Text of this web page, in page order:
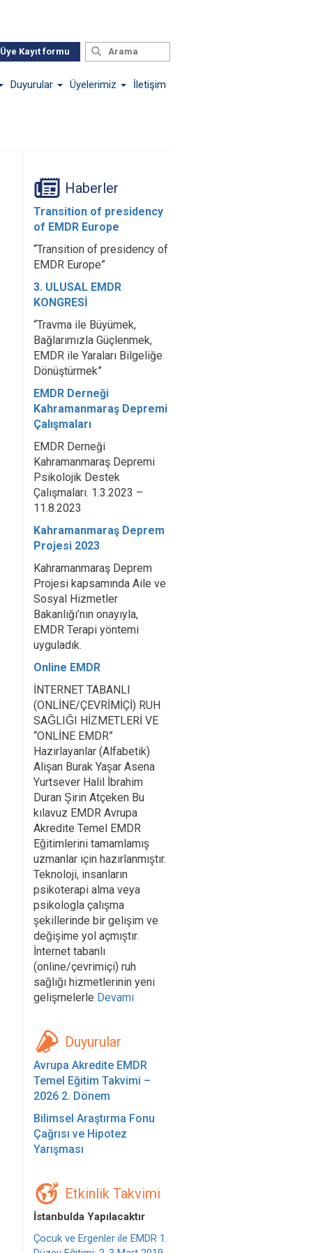
Üye Kayıt formu
Duyurular Üyelerimiz İletişim
Haberler
Transition of presidency
of EMDR Europe
“Transition of presidency of
EMDR Europe”
3. ULUSAL EMDR
KONGRESİ
“Travma ile Büyümek,
Bağlarımızla Güçlenmek,
EMDR ile Yaraları Bilgeliğe
Dönüştürmek”
EMDR Derneği
Kahramanmaraş Depremi
Çalışmaları
EMDR Derneği
Kahramanmaraş Depremi
Psikolojik Destek
Çalışmaları. 1.3.2023 –
11.8.2023
Kahramanmaraş Deprem
Projesi 2023
Kahramanmaraş Deprem
Projesi kapsamında Aile ve
Sosyal Hizmetler
Bakanlığı’nın onayıyla,
EMDR Terapi yöntemi
uyguladık.
Online EMDR
İNTERNET TABANLI
(ONLİNE/ÇEVRİMİÇİ) RUH
SAĞLIĞI HİZMETLERİ VE
“ONLİNE EMDR”
Hazırlayanlar (Alfabetik)
Alişan Burak Yaşar Asena
Yurtsever Halil İbrahim
Duran Şirin Atçeken Bu
kılavuz EMDR Avrupa
Akredite Temel EMDR
Eğitimlerini tamamlamış
uzmanlar için hazırlanmıştır.
Teknoloji, insanların
psikoterapi alma veya
psikologla çalışma
şekillerinde bir gelişim ve
değişime yol açmıştır.
İnternet tabanlı
(online/çevrimiçi) ruh
sağlığı hizmetlerinin yeni
gelişmelerle Devamı
Duyurular
Avrupa Akredite EMDR
Temel Eğitim Takvimi –
2026 2. Dönem
Bilimsel Araştırma Fonu
Çağrısı ve Hipotez
Yarışması
Etkinlik Takvimi
İstanbulda Yapılacaktır
Çocuk ve Ergenler ile EMDR 1.